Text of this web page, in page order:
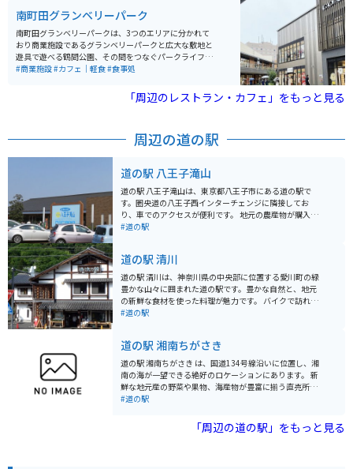
南町田グランベリーパーク
南町田グランベリーパークは、3つのエリアに分かれて
おり商業施設であるグランベリーパークと広大な敷地と
遊具で遊べる鶴間公園、その間をつなぐパークライフ・
サイトで成り立っている。充実したショッピングを楽し
ルが高い。フードコート以外でも、多くの飲食店がずら
りと並ぶため何度来ても選択肢に困らないところが魅力
一緒に楽しめる施設が豊富なところも魅力の一つであ
#商業施設#カフェ｜軽食#食事処
「周辺のレストラン・カフェ」をもっと見る
周辺の道の駅
道の駅 八王子滝山
道の駅 八王子滝山は、東京都八王子市にある道の駅で
す。圏央道の八王子西インターチェンジに隣接してお
り、車でのアクセスが便利です。 地元の農産物が購入で
きる「農産物直売所」や、地元食材を使った料理が楽し
野菜は人気が高く、旬の野菜を目当てに訪れる人も多く
います。レストランでは、八王子ラーメンや、地元産の
野菜を使った料理などが人気です。 バイクで訪れる場
合、駐車場も広く停めやすいので安心です。ツーリング
の休憩場所としてもおすすめです。道の駅のすぐ近くに
を訪れた際には、ぜひ地元産の野菜や、特産品のお土産
を購入してみてください。
#道の駅
道の駅 清川
道の駅 清川は、神奈川県の中央部に位置する愛川町の緑
豊かな山々に囲まれた道の駅です。豊かな自然と、地元
の新鮮な食材を使った料理が魅力です。 バイクで訪れる
際は、宮ヶ瀬湖やヤビツ峠など、周辺のワインディング
品である、新鮮な野菜や果物、手作りジャムなどが人気
です。また、レストランでは、地元産の食材をふんだん
に使った料理を楽しむことができます。特に、地元産の
猪肉を使った「猪肉丼」は、ここでしか味わえない人気
メニューです。
#道の駅
道の駅 湘南ちがさき
道の駅 湘南ちがさき は、国道134号線沿いに位置し、湘
南の海が一望できる絶好のロケーションにあります。 新
鮮な地元産の野菜や果物、海産物が豊富に揃う直売所
は、湘南の豊かな恵みを感じられるスポットです。朝ど
使ったジュースなど、湘南の味覚を堪能できます。 ま
た、レストランでは、しらす丼や地魚を使った料理な
#道の駅
「周辺の道の駅」をもっと見る